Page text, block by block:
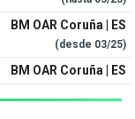
BM OAR Coruña | ES
(desde 03/25)
BM OAR Coruña | ES